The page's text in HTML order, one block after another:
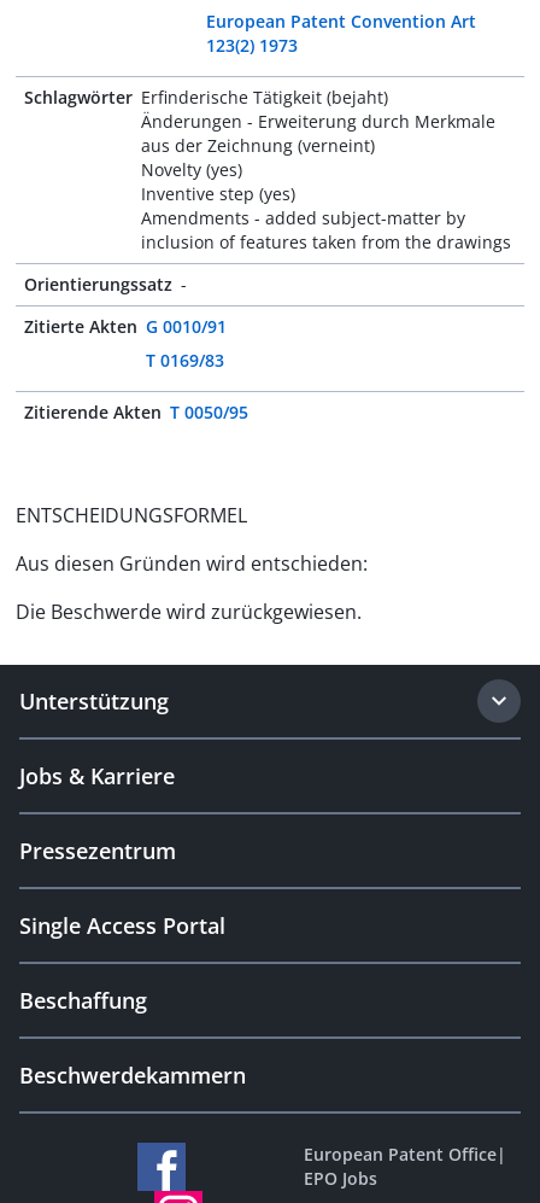
European Patent Convention Art
123(2) 1973
Schlagwörter Erfinderische Tätigkeit (bejaht)
Änderungen - Erweiterung durch Merkmale
aus der Zeichnung (verneint)
Novelty (yes)
Inventive step (yes)
Amendments - added subject-matter by
inclusion of features taken from the drawings
Orientierungssatz -
Zitierte Akten G 0010/91
T 0169/83
Zitierende Akten T 0050/95
ENTSCHEIDUNGSFORMEL
Aus diesen Gründen wird entschieden:
Die Beschwerde wird zurückgewiesen.
Unterstützung
Jobs & Karriere
Pressezentrum
Single Access Portal
Beschaffung
Beschwerdekammern
European Patent Office|
EPO Jobs